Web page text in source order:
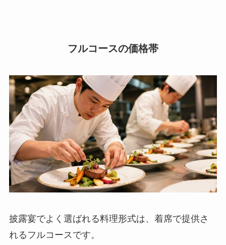
フルコースの価格帯
披露宴でよく選ばれる料理形式は、着席で提供さ
れるフルコースです。